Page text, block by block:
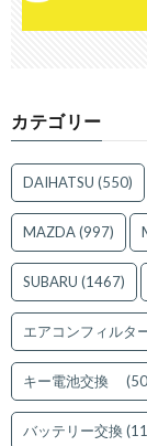
カテゴリー
DAIHATSU (550)
MAZDA(997)
SUBARU (1467)
エアコンフィルタ
キー電池交換
バッテリー交換